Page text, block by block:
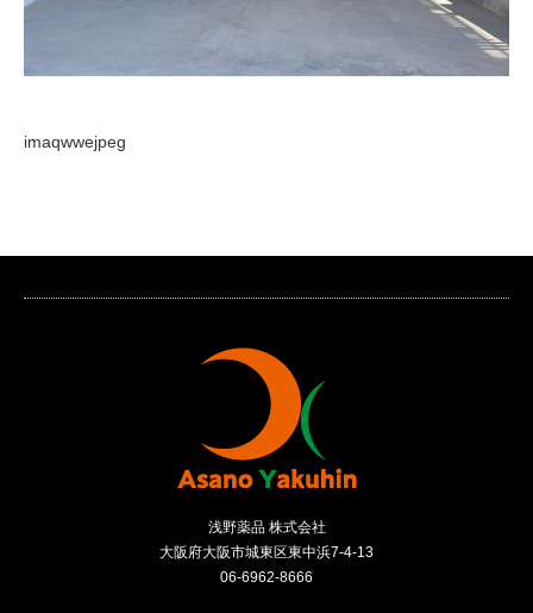
imaqwwejpeg
浅野薬品 株式会社
大阪府大阪市城東区東中浜7-4-13
06-6962-8666